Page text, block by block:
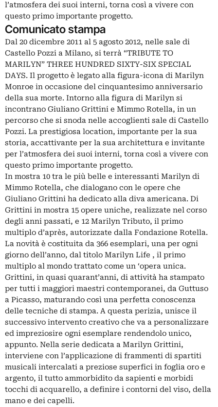
l’atmosfera dei suoi interni, torna così a vivere con
questo primo importante progetto.
Comunicato stampa
Dal 20 dicembre 2011 al 5 agosto 2012, nelle sale di
Castello Pozzi a Milano, si terrà “TRIBUTE TO
MARILYN” THREE HUNDRED SIXTY-SIX SPECIAL
DAYS. Il progetto è legato alla figura-icona di Marilyn
Monroe in occasione del cinquantesimo anniversario
della sua morte. Intorno alla figura di Marilyn si
incontrano Giuliano Grittini e Mimmo Rotella, in un
percorso che si snoda nelle accoglienti sale di Castello
Pozzi. La prestigiosa location, importante per la sua
storia, accattivante per la sua architettura e invitante
per l’atmosfera dei suoi interni, torna così a vivere con
questo primo importante progetto.
In mostra 10 tra le più belle e interessanti Marilyn di
Mimmo Rotella, che dialogano con le opere che
Giuliano Grittini ha dedicato alla diva americana. Di
Grittini in mostra 15 opere uniche, realizzate nel corso
degli anni passati, e 12 Marilyn Tributo, il primo
multiplo d’après, autorizzate dalla Fondazione Rotella.
La novità è costituita da 366 esemplari, una per ogni
giorno dell’anno, dal titolo Marilyn Life , il primo
multiplo al mondo trattato come un ‘opera unica.
Grittini, in quasi quarant’anni, di attività ha stampato
per tutti i maggiori maestri contemporanei, da Guttuso
a Picasso, maturando così una perfetta conoscenza
delle tecniche di stampa. A questa perizia, unisce il
successivo intervento creativo che va a personalizzare
ed impreziosire ogni esemplare rendendolo unico,
appunto. Nella serie dedicata a Marilyn Grittini,
interviene con l’applicazione di frammenti di spartiti
musicali intercalati a preziose superfici in foglia oro e
argento, il tutto ammorbidito da sapienti e morbidi
tocchi di acquarello, a definire i contorni del viso, della
mano e dei capelli.